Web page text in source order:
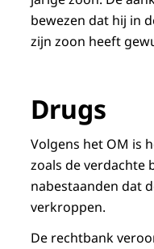
bewezen dat hij in
zijn zoon heeft
Drugs
Volgens het OM is
zoals de verdachte
nabestaanden dat
verkroppen.
De rechtbank